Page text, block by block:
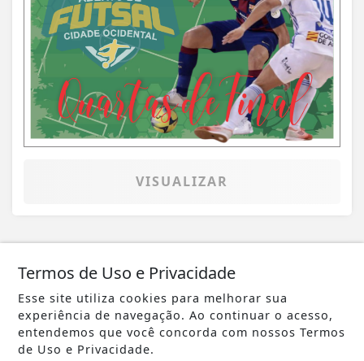
VISUALIZAR
FUTSAL - OCIDENTAL
NOITE INSANA NO FUTSAL DA
OCIDENTAL. JOGO HISTÓRICO
INCENDEIA A CIDADE
Termos de Uso e Privacidade
Esse site utiliza cookies para melhorar sua
experiência de navegação. Ao continuar o acesso,
entendemos que você concorda com nossos Termos
de Uso e Privacidade.